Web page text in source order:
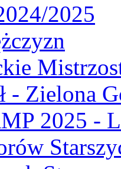
2025
- Zielona
2025 -